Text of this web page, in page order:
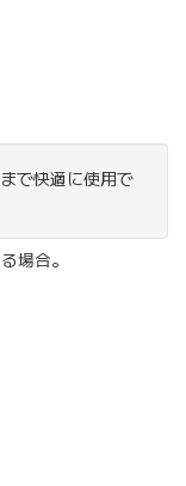
で快適に使用で
場合。